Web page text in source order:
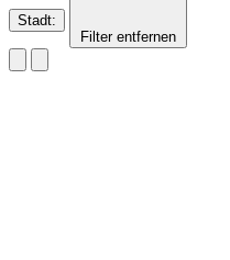
Stadt:
Filter entfernen